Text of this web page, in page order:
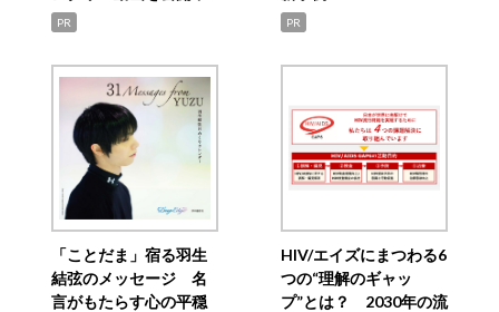
PR PR
「ことだま」宿る羽生
結弦のメッセージ 名
言がもたらす心の平穏
HIV/エイズにまつわる6
つの“理解のギャッ
プ”とは？ 2030年の流